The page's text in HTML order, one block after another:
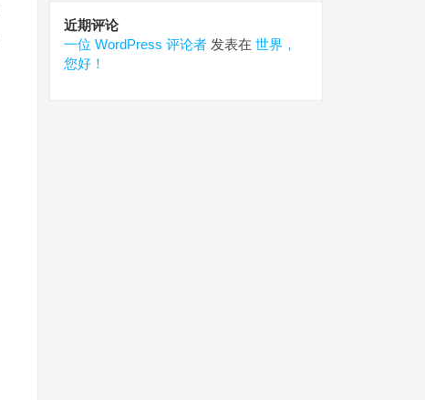
近期评论
一位 WordPress 评论者 发表在 世界，
您好！